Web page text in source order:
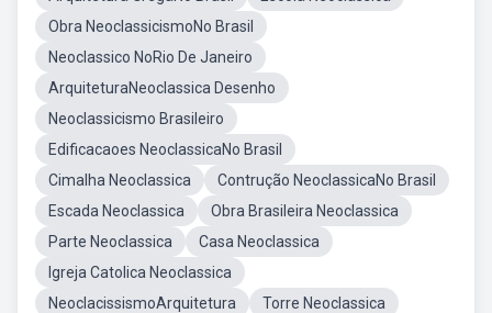
Obra NeoclassicismoNo Brasil
Neoclassico NoRio De Janeiro
ArquiteturaNeoclassica Desenho
Neoclassicismo Brasileiro
Edificacaoes NeoclassicaNo Brasil
Cimalha Neoclassica
Contrução NeoclassicaNo Brasil
Escada Neoclassica
Obra Brasileira Neoclassica
Parte Neoclassica
Casa Neoclassica
Igreja Catolica Neoclassica
NeoclacissismoArquitetura
Torre Neoclassica